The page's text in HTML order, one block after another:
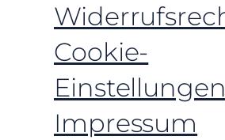
Cookie-
Einstellungen
Impressum